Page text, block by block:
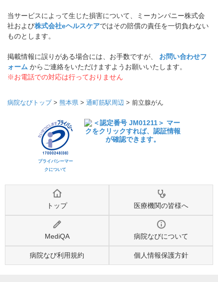
当サービスによって生じた損害について、ミーカンパニー株式会
社および株式会社eヘルスケアではその賠償の責任を一切負わない
ものとします。
掲載情報に誤りがある場合には、お手数ですが、 お問い合わせフ
ォーム からご連絡をいただけますようお願いいたします。
※お電話での対応は行っておりません
病院なびトップ> 熊本県 > 通町筋駅周辺 > 前立腺がん
プライバシーマー
クについて
トップ 医療機関の皆様へ
MediQA 病院なびについて
病院なび利用規約 個人情報保護方針